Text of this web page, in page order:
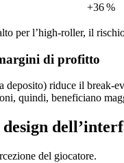
+36 %
per l’high‑roller, il
di profitto
deposito) riduce il
quindi, beneficiano
del giocatore.